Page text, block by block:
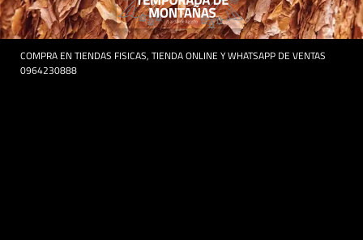
COMPRA EN TIENDAS FISICAS, TIENDA ONLINE Y WHATSAPP DE VENTAS
0964230888